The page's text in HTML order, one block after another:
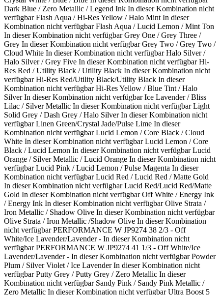
Dark Blue / Zero Metallic / Legend Ink In dieser Kombination nicht
verfügbar Flash Aqua / Hi-Res Yellow / Halo Mint In dieser
Kombination nicht verfügbar Flash Aqua / Lucid Lemon / Mint Ton
In dieser Kombination nicht verfügbar Grey One / Grey Three /
Grey In dieser Kombination nicht verfügbar Grey Two / Grey Two /
Cloud White In dieser Kombination nicht verfügbar Halo Silver /
Halo Silver / Grey Five In dieser Kombination nicht verfügbar Hi-
Res Red / Utility Black / Utility Black In dieser Kombination nicht
verfügbar Hi-Res Red/Utility Black/Utility Black In dieser
Kombination nicht verfügbar Hi-Res Yellow / Blue Tint / Halo
Silver In dieser Kombination nicht verfügbar Ice Lavender / Bliss
Lilac / Silver Metallic In dieser Kombination nicht verfügbar Light
Solid Grey / Dash Grey / Halo Silver In dieser Kombination nicht
verfügbar Linen Green/Crystal Jade/Pulse Lime In dieser
Kombination nicht verfügbar Lucid Lemon / Core Black / Cloud
White In dieser Kombination nicht verfügbar Lucid Lemon / Core
Black / Lucid Lemon In dieser Kombination nicht verfügbar Lucid
Orange / Silver Metallic / Lucid Orange In dieser Kombination nicht
verfügbar Lucid Pink / Lucid Lemon / Pulse Magenta In dieser
Kombination nicht verfügbar Lucid Red / Lucid Red / Matte Gold
In dieser Kombination nicht verfügbar Lucid Red/Lucid Red/Matte
Gold In dieser Kombination nicht verfügbar Off White / Energy Ink
/ Energy Ink In dieser Kombination nicht verfügbar Olive Strata /
Iron Metallic / Shadow Olive In dieser Kombination nicht verfügbar
Olive Strata / Iron Metallic /Shadow Olive In dieser Kombination
nicht verfügbar PERFORMANCE W JP9274 38 2/3 - Off
White/Ice Lavender/Lavender - In dieser Kombination nicht
verfügbar PERFORMANCE W JP9274 41 1/3 - Off White/Ice
Lavender/Lavender - In dieser Kombination nicht verfügbar Powder
Plum / Silver Violet / Ice Lavender In dieser Kombination nicht
verfügbar Putty Grey / Putty Grey / Zero Metallic In dieser
Kombination nicht verfügbar Sandy Pink / Sandy Pink Metallic /
Zero Metallic In dieser Kombination nicht verfügbar Ultra Boost 5